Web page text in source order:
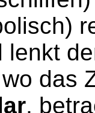
lenkt
das
,